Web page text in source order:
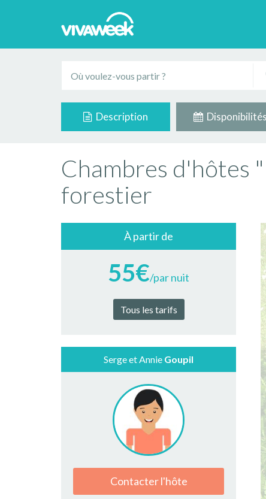
Description Disponibilités
Chambres d'hôtes
forestier
À partir de
55€/par nuit
Tous les tarifs
Serge et Annie Goupil
Contacter l'hôte